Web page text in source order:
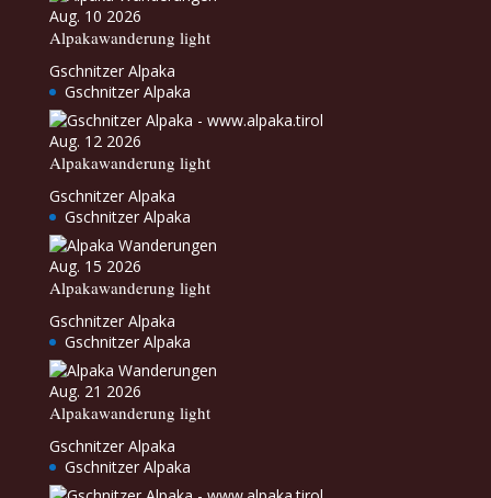
Aug. 10 2026
Alpakawanderung light
Gschnitzer Alpaka
Gschnitzer Alpaka
Aug. 12 2026
Alpakawanderung light
Gschnitzer Alpaka
Gschnitzer Alpaka
Aug. 15 2026
Alpakawanderung light
Gschnitzer Alpaka
Gschnitzer Alpaka
Aug. 21 2026
Alpakawanderung light
Gschnitzer Alpaka
Gschnitzer Alpaka